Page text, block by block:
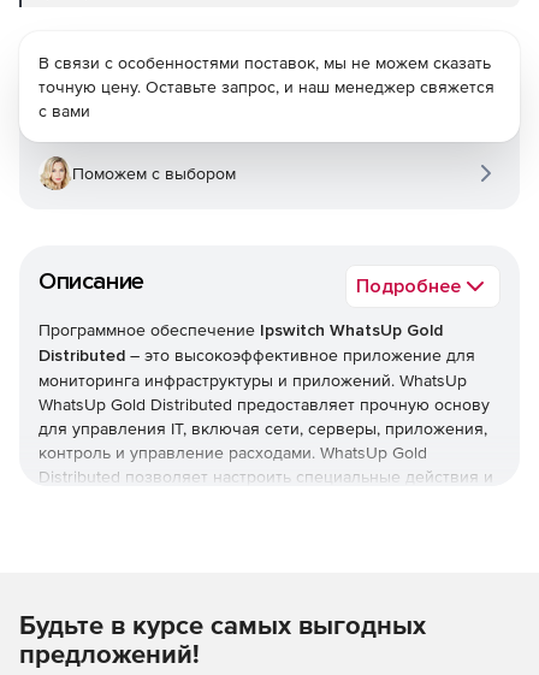
Описание Подробнее
Программное обеспечение Ipswitch WhatsUp Gold
Distributed – это высокоэффективное приложение для
мониторинга инфраструктуры и приложений. WhatsUp
WhatsUp Gold Distributed предоставляет прочную основу
для управления IT, включая сети, серверы, приложения,
контроль и управление расходами. WhatsUp Gold
Distributed позволяет настроить специальные действия и
WhatsUp Gold Distributed позволяет получать оповещения
о действиях в результате сбоя системы для управления
операциями из единой консоли.
В связи с особенностями поставок, мы не можем сказать
точную цену. Оставьте запрос, и наш менеджер свяжется
с вами
Поможем с выбором
Будьте в курсе самых выгодных
предложений!